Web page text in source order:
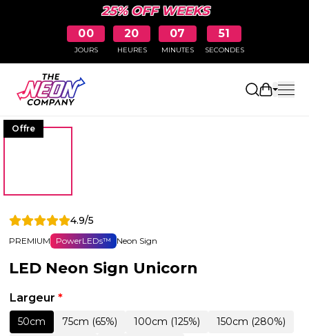
25% OFF WEEKS
00
JOURS
20
HEURES
07
MINUTES
51
SECONDES
Ouvrir
Offre
4.9/5
PREMIUM PowerLEDs™ Neon Sign
LED Neon Sign Unicorn
Largeur *
50cm 75cm (65%) 100cm (125%)
150cm (280%)